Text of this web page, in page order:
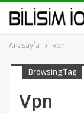
Anasayfa vpn
Browsing Tag
Vpn